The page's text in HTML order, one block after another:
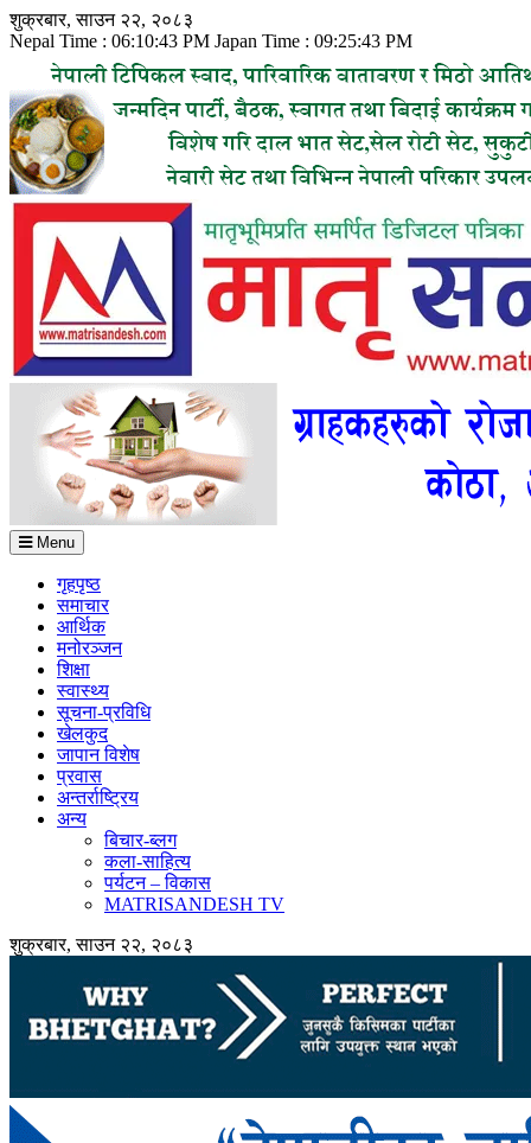
Skip
to
content
शुक्रबार, साउन २२, २०८३
Nepal Time : 06:10:44 PM Japan Time : 09:25:44 PM
Menu
गृहपृष्ठ
समाचार
आर्थिक
मनोरञ्जन
शिक्षा
स्वास्थ्य
सूचना-प्रविधि
खेलकुद
जापान विशेष
प्रवास
अन्तर्राष्ट्रिय
अन्य
बिचार-ब्लग
कला-साहित्य
पर्यटन – विकास
MATRISANDESH TV
शुक्रबार, साउन २२, २०८३